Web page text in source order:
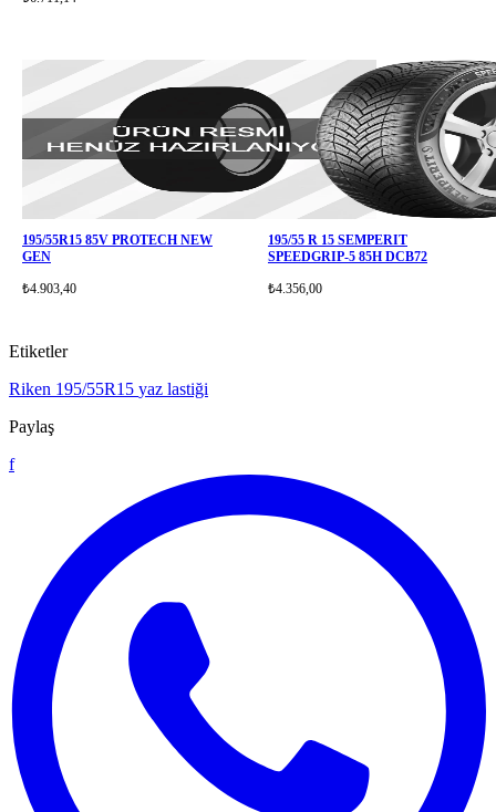
195/55R15 85V PROTECH NEW
GEN
₺4.903,40
195/55 R 15 SEMPERIT
SPEEDGRIP-5 85H DCB72
₺4.356,00
Etiketler
Riken 195/55R15 yaz lastiği
Paylaş
f